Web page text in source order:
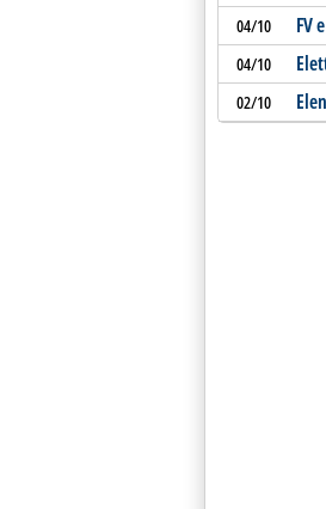
04/10 FV
04/10
02/10